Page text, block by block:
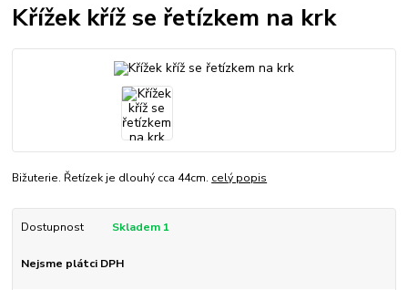
Křížek kříž se řetízkem na krk
Bižuterie. Řetízek je dlouhý cca 44cm. celý popis
Dostupnost Skladem 1
Nejsme plátci DPH